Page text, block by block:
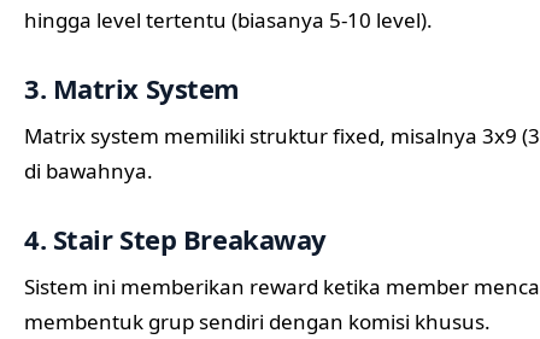
hingga level tertentu (biasanya 5-10 level).
3. Matrix System
Matrix system memiliki struktur fixed, misalnya 3x9
di bawahnya.
4. Stair Step Breakaway
Sistem ini memberikan reward ketika member
membentuk grup sendiri dengan komisi khusus.